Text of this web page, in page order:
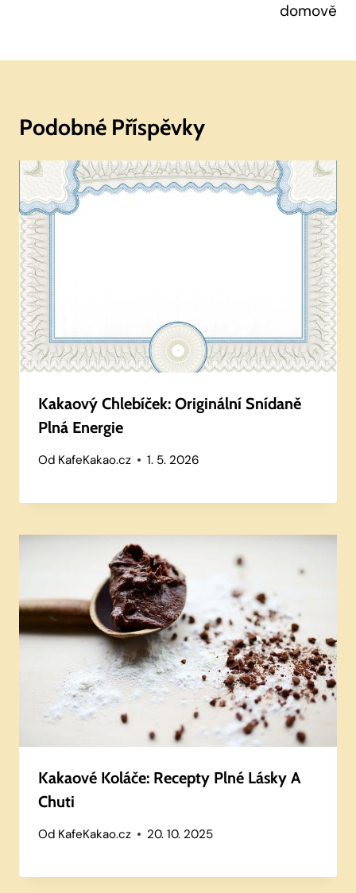
domově
Podobné Příspěvky
Kakaový Chlebíček: Originální Snídaně
Plná Energie
Od KafeKakao.cz 1. 5. 2026
Kakaové Koláče: Recepty Plné Lásky A
Chuti
Od KafeKakao.cz 20. 10. 2025